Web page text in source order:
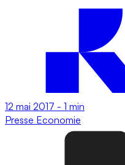
12 mai 2017 - 1 min
Presse Economie